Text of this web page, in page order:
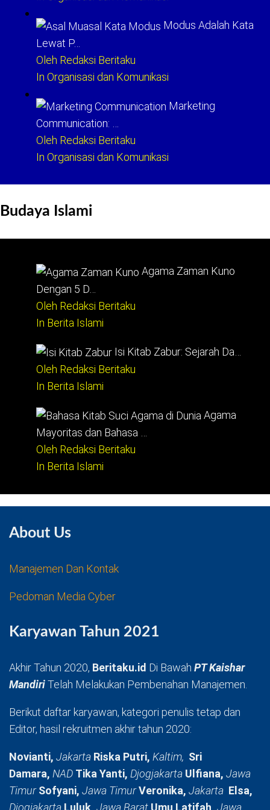
Modus Adalah Kata
Lewat P…
Oleh Redaksi Beritaku
In Organisasi dan Komunikasi
Marketing
Communication: …
Oleh Redaksi Beritaku
In Organisasi dan Komunikasi
Budaya Islami
Agama Zaman Kuno
Dengan 5 D…
Oleh Redaksi Beritaku
In Berita Islami
Isi Kitab Zabur: Sejarah Da…
Oleh Redaksi Beritaku
In Berita Islami
Agama
Mayoritas dan Bahasa …
Oleh Redaksi Beritaku
In Berita Islami
About Us
Manajemen Dan Kontak
Pedoman Media Cyber
Karyawan Tahun 2021
Akhir Tahun 2020, Beritaku.id Di Bawah PT Kaishar
MandiriTelah Melakukan Pembenahan Manajemen.
Berikut daftar karyawan, kategori penulis tetap dan
Editor, hasil rekruitmen akhir tahun 2020:
Novianti, Jakarta Riska Putri, Kaltim, Sri
Damara, NAD Tika Yanti, Djogjakarta Ulfiana, Jawa
TimurSofyani, Jawa TimurVeronika, Jakarta Elsa,
Djogjakarta Luluk, Jawa Barat Umu Latifah, Jawa